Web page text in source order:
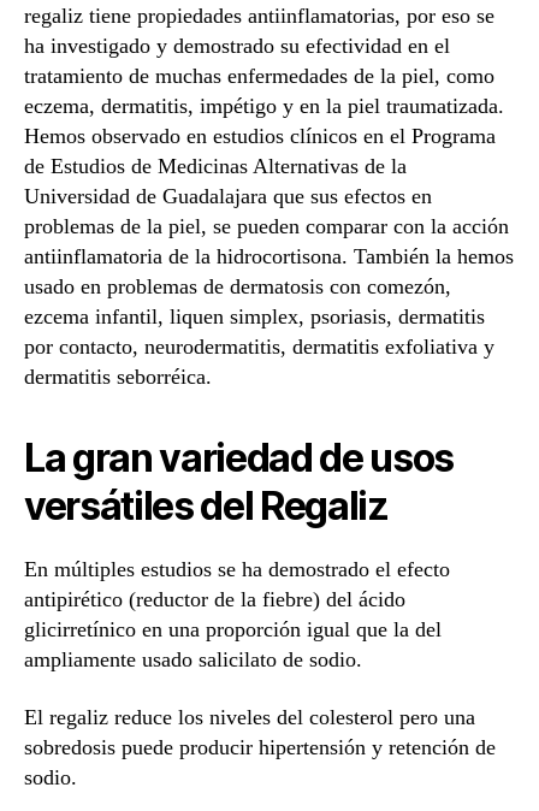
regaliz tiene propiedades antiinflamatorias, por eso se
ha investigado y demostrado su efectividad en el
tratamiento de muchas enfermedades de la piel, como
eczema, dermatitis, impétigo y en la piel traumatizada.
Hemos observado en estudios clínicos en el Programa
de Estudios de Medicinas Alternativas de la
Universidad de Guadalajara que sus efectos en
problemas de la piel, se pueden comparar con la acción
antiinflamatoria de la hidrocortisona. También la hemos
usado en problemas de dermatosis con comezón,
ezcema infantil, liquen simplex, psoriasis, dermatitis
por contacto, neurodermatitis, dermatitis exfoliativa y
dermatitis seborréica.
La gran variedad de usos
versátiles del Regaliz
En múltiples estudios se ha demostrado el efecto
antipirético (reductor de la fiebre) del ácido
glicirretínico en una proporción igual que la del
ampliamente usado salicilato de sodio.
El regaliz reduce los niveles del colesterol pero una
sobredosis puede producir hipertensión y retención de
sodio.